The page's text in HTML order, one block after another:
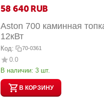
58 640 RUB
Aston 700 каминная
12кВт
Код: 70-0361
0.0
В наличии: 3 шт.
В КОРЗИНУ